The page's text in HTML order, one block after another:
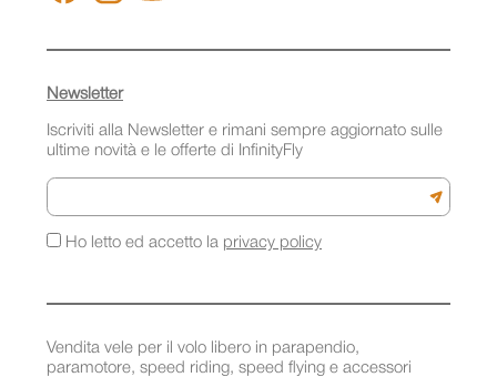
Vendita vele per il volo libero in parapendio,
paramotore, speed riding, speed flying e accessori
Newsletter
Iscriviti alla Newsletter e rimani sempre aggiornato sulle
ultime novità e le offerte di InfinityFly
Email
Iscriviti
Ho letto ed accetto la privacy policy